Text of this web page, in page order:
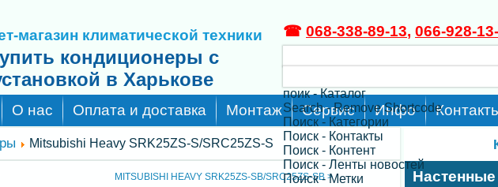
магазин климатической техники
кондиционеры с
в Харькове
поик - Каталог
Search - Remove Shortcode
Поиск - Категории
Поиск - Контакты
Поиск - Контент
Поиск - Ленты новостей
Поиск - Метки
☎ 068-338-89-13, 066-928-
О нас Оплата и доставка Монтаж Сервис Инфо
Mitsubishi Heavy SRK25ZS-S/SRC25ZS-S
MITSUBISHI HEAVY SRK25ZS-SB/SRC25ZS-SB >